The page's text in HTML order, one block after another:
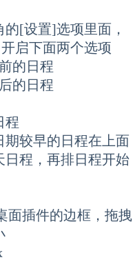
[设置]选项里面，
启下面两个选项
的日程
的日程
程
期较早的日程在上面
日程，再排日程开始
面插件的边框，拖拽